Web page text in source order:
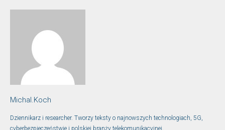
Michal.Koch
Dziennikarz i researcher. Tworzy teksty o najnowszych technologiach, 5G,